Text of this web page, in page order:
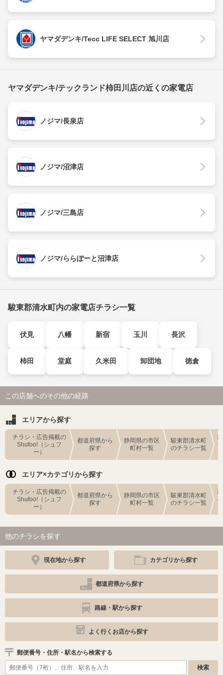
ヤマダデンキ/Tecc LIFE SELECT 旭川店
ヤマダデンキ/テックランド柿田川店の近くの家電店
ノジマ/長泉店
ノジマ/沼津店
ノジマ/三島店
ノジマ/ららぽーと沼津店
駿東郡清水町内の家電店チラシ一覧
伏見 八幡 新宿 玉川 長沢
柿田 堂庭 久米田 卸団地 徳倉
この店舗へのその他の経路
エリアから探す
チラシ・広告掲載の
Shufoo!（シュフ
ー）
都道府県から
探す
静岡県の市区
町村一覧
駿東郡清水町
のチラシ一覧
エリア×カテゴリから探す
チラシ・広告掲載の
Shufoo!（シュフ
ー）
都道府県から
探す
静岡県の市区
町村一覧
駿東郡清水町
のチラシ一覧
他のチラシを探す
現在地から探す カテゴリから探す
都道府県から探す
路線・駅から探す
よく行くお店から探す
郵便番号・住所・駅名から検索する